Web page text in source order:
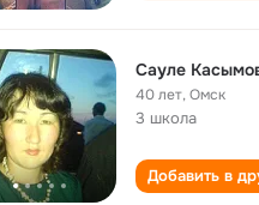
Сауле
40 лет,Омск
3 школа
Добавить в